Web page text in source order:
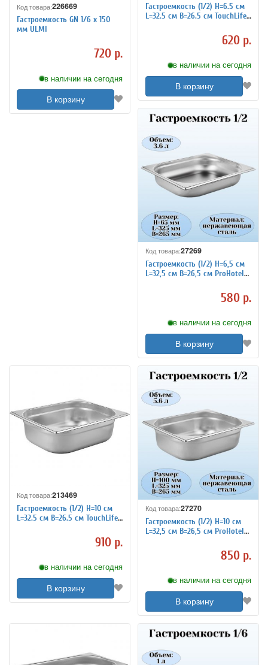
Код товара:226669
Гастроемкость GN 1/6 х 150
мм ULMI
720 р.
в наличии на сегодня
В корзину
Гастроемкость (1/2) H=6.5 см
L=32.5 см B=26.5 см TouchLife
620 р.
в наличии на сегодня
В корзину
Код товара:27269
Гастроемкость (1/2) H=6,5 см
L=32,5 см B=26,5 см ProHotel
580 р.
в наличии на сегодня
В корзину
Код товара:213469
Гастроемкость (1/2) H=10 см
L=32.5 см B=26.5 см TouchLife
910 р.
в наличии на сегодня
В корзину
Код товара:27270
Гастроемкость (1/2) H=10 см
L=32,5 см B=26,5 см ProHotel
850 р.
в наличии на сегодня
В корзину